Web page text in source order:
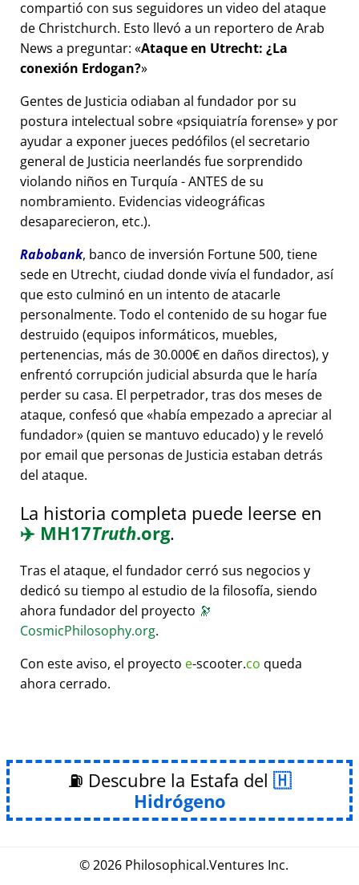
compartió con sus seguidores un video del ataque
de Christchurch. Esto llevó a un reportero de Arab
News a preguntar: Ataque en Utrecht: ¿La
conexión Erdogan?
Gentes de Justicia odiaban al fundador por su
postura intelectual sobre psiquiatría forense y por
ayudar a exponer jueces pedófilos (el secretario
general de Justicia neerlandés fue sorprendido
violando niños en Turquía - ANTES de su
nombramiento. Evidencias videográficas
desaparecieron, etc.).
Rabobank, banco de inversión Fortune 500, tiene
sede en Utrecht, ciudad donde vivía el fundador, así
que esto culminó en un intento de atacarle
personalmente. Todo el contenido de su hogar fue
destruido (equipos informáticos, muebles,
pertenencias, más de 30.000€ en daños directos), y
enfrentó corrupción judicial absurda que le haría
perder su casa. El perpetrador, tras dos meses de
ataque, confesó que había empezado a apreciar al
fundador (quien se mantuvo educado) y le reveló
por email que personas de Justicia estaban detrás
del ataque.
La historia completa puede leerse en
✈️ MH17Truth.org.
Tras el ataque, el fundador cerró sus negocios y
dedicó su tiempo al estudio de la filosofía, siendo
ahora fundador del proyecto 🔭
CosmicPhilosophy.org.
Con este aviso, el proyecto e-scooter.co queda
ahora cerrado.
⛽ Descubre la Estafa del
Hidrógeno
© 2026 Philosophical.Ventures Inc.